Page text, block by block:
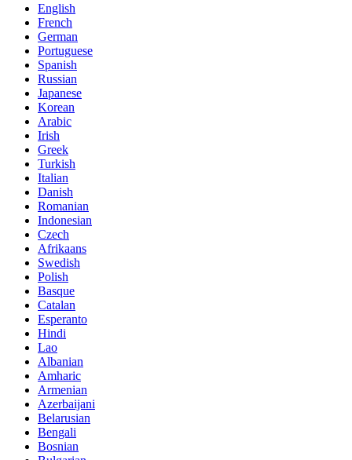
English
French
German
Portuguese
Spanish
Russian
Japanese
Korean
Arabic
Irish
Greek
Turkish
Italian
Danish
Romanian
Indonesian
Czech
Afrikaans
Swedish
Polish
Basque
Catalan
Esperanto
Hindi
Lao
Albanian
Amharic
Armenian
Azerbaijani
Belarusian
Bengali
Bosnian